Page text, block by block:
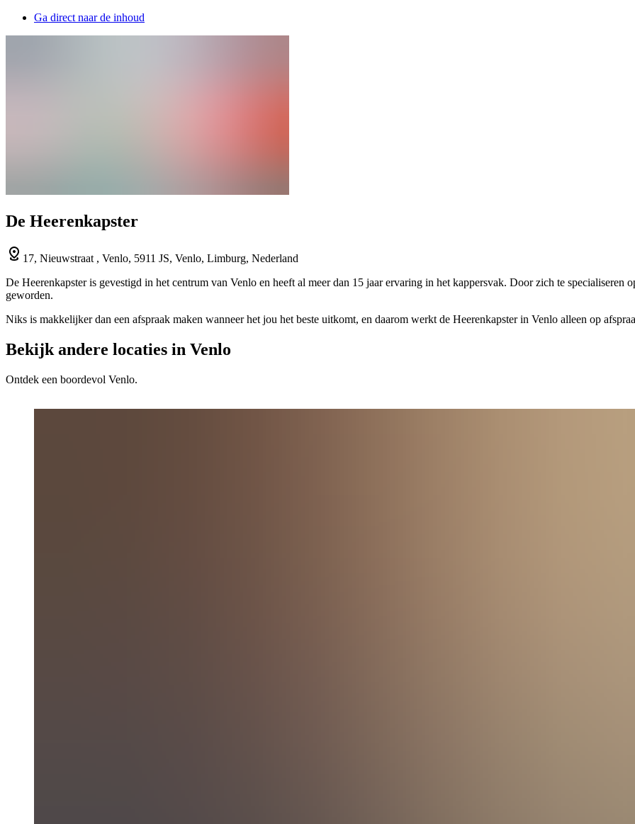
Ga direct naar de inhoud
De Heerenkapster
17, Nieuwstraat , Venlo, 5911 JS, Venlo, Limburg, Nederland
De Heerenkapster is gevestigd in het centrum van Venlo en heeft al meer dan 15 jaar ervaring in het kappersvak. Door zich te specialiseren
geworden.
Niks is makkelijker dan een afspraak maken wanneer het jou het beste uitkomt, en daarom werkt de Heerenkapster in Venlo alleen op
Bekijk andere locaties in Venlo
Ontdek een boordevol Venlo.